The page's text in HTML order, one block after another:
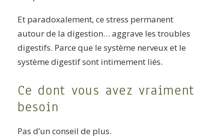
Et paradoxalement, ce stress permanent
autour de la digestion… aggrave les troubles
digestifs. Parce que le système nerveux et le
système digestif sont intimement liés.
Ce dont vous avez vraiment
besoin
Pas d’un conseil de plus.